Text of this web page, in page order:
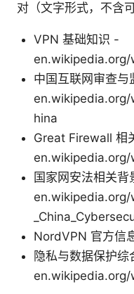
对（文字形式，不含
VPN 基础知识 -
中国互联网审查与
en.wikipedia.org/
hina
Great Firewall 相
en.wikipedia.org/
国家网安法相关背
en.wikipedia.org/
NordVPN 官方信
隐私与数据保护综
en.wikipedia.org/